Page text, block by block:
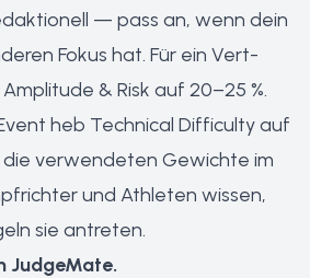
— pass an, wenn dein
Fokus hat. Für ein Vert-
& Risk auf 20–25 %.
heb Technical Difficulty auf
die verwendeten Gewichte im
und Athleten wissen,
sie antreten.
JudgeMate.